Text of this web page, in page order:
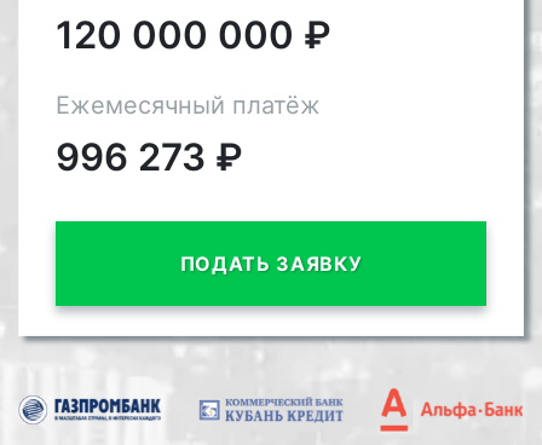
120 000 000 ₽
Ежемесячный платёж
996 273 ₽
ПОДАТЬ ЗАЯВКУ